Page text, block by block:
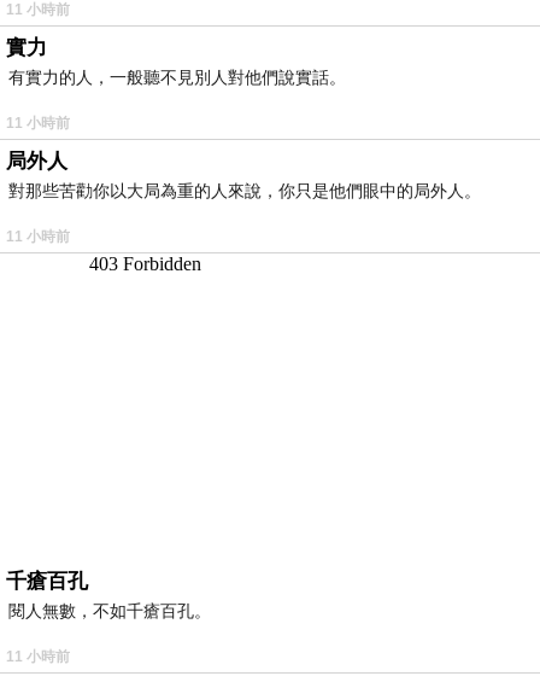
11 小時前
實力
有實力的人，一般聽不見別人對他們說實話。
11 小時前
局外人
對那些苦勸你以大局為重的人來說，你只是他們眼中的局外人。
11 小時前
千瘡百孔
閱人無數，不如千瘡百孔。
11 小時前